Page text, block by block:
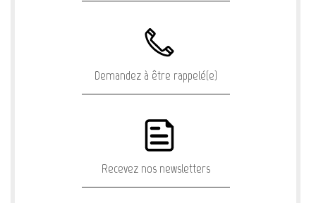
Demandez à être rappelé(e)
Recevez nos newsletters